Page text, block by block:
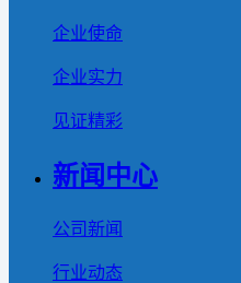
企业使命
企业实力
见证精彩
新闻中心
公司新闻
行业动态